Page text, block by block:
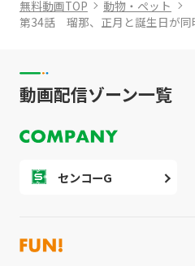
無料動画TOP
動物・ペット
第34話 瑠那、正月と誕生日が
動画配信ゾーン一覧
センコーG